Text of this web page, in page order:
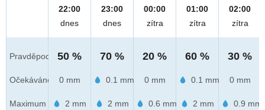
Pravděpod.
Očekáváno
Maximum
22:00
dnes
50 %
0 mm
2 mm
23:00
dnes
70 %
0.1 mm
2 mm
00:00
zítra
20 %
0 mm
0.6 mm
01:00
zítra
60 %
0.1 mm
2 mm
02:00
zítra
30 %
0 mm
0.9 mm